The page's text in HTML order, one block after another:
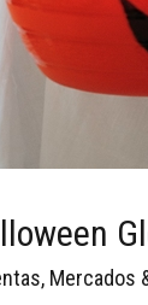
, Mercados